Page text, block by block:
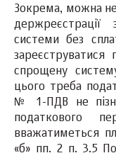
Зокрема, можна
системи без
спрощену
цього треба
№ 1-ПДВ не
податкового
вважатиметься
«б» пп. 2 п. 3.5